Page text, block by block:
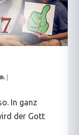
In ganz
der Gott